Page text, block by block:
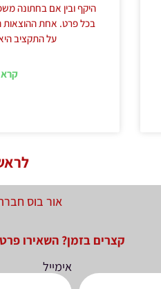
היקף ובין אם בחתונה
בכל פרט. אחת ההוצאות
על התקציב
קרא
אור בוס
קצרים בזמן? השאירו
אימייל